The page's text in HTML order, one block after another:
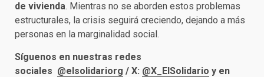
de vivienda. Mientras no se aborden estos problemas
estructurales, la crisis seguirá creciendo, dejando a más
personas en la marginalidad social.
Síguenos en nuestras redes
sociales @elsolidariorg / X: @X_ElSolidario y en